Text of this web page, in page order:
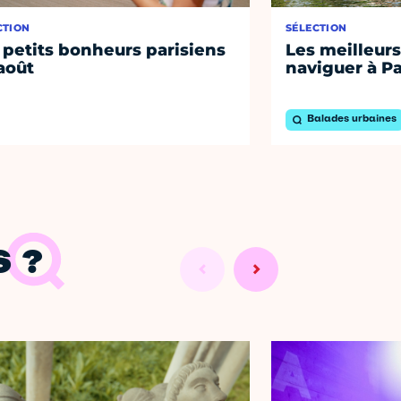
petits bonheurs parisiens
SÉLECTION
Les
naviguer à
Balades urbaines
?